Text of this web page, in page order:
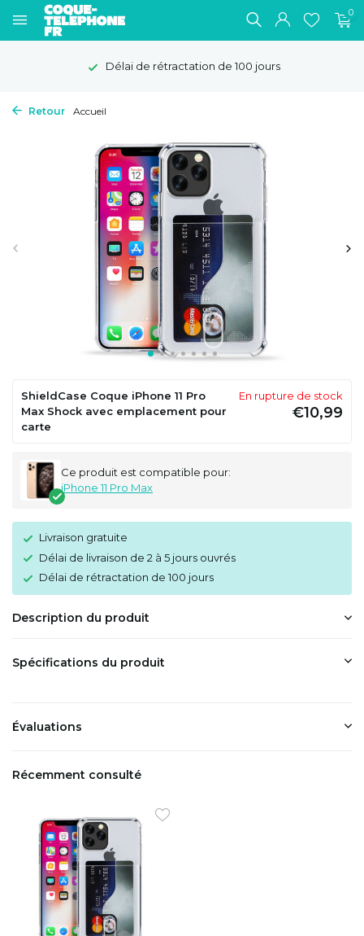
0
Délai de rétractation de 100 jours
Retour Accueil
ShieldCase Coque iPhone 11 Pro
Max Shock avec emplacement pour
carte
En rupture de stock
€10,99
Ce produit est compatible pour:
iPhone 11 Pro Max
Livraison gratuite
Délai de livraison de 2 à 5 jours ouvrés
Délai de rétractation de 100 jours
Description du produit
Spécifications du produit
Évaluations
Récemment consulté